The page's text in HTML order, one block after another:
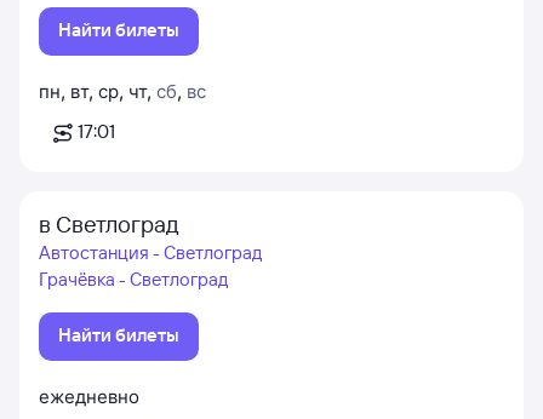
Найти билеты
пн, вт, ср, чт, сб, вс
17:01
в Светлоград
Автостанция - Светлоград
Грачёвка - Светлоград
Найти билеты
ежедневно